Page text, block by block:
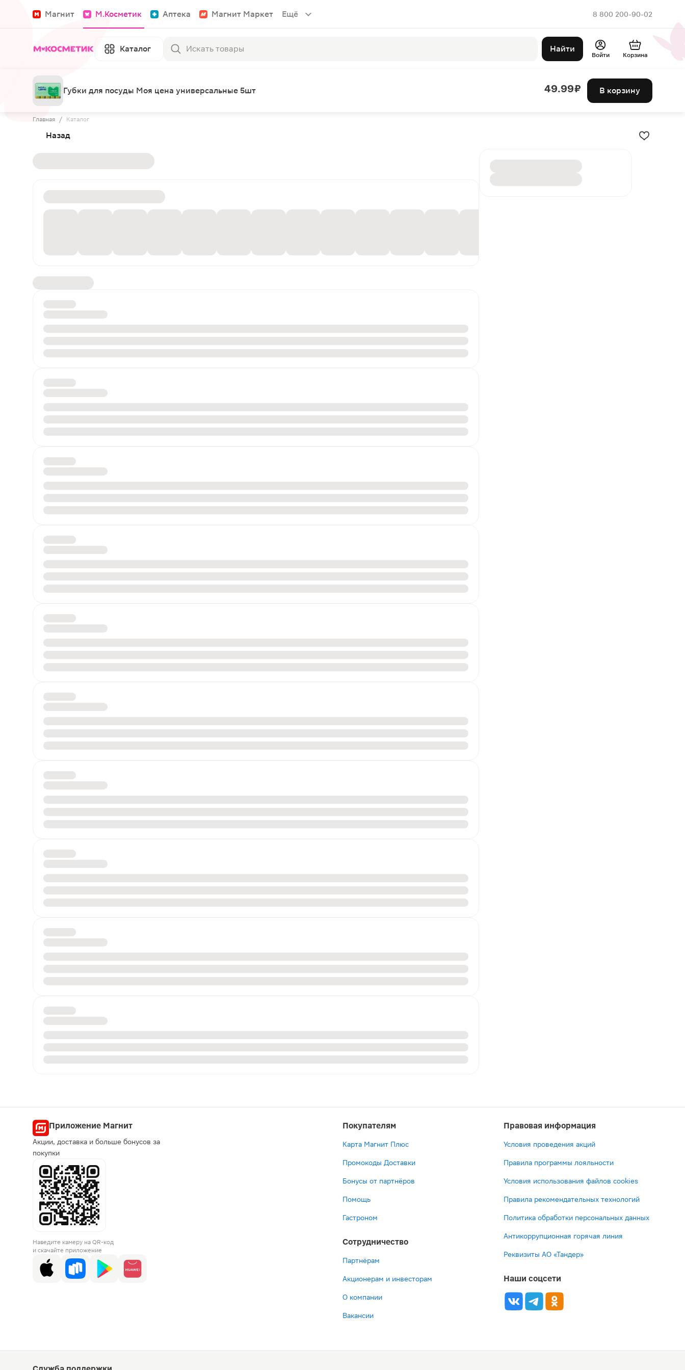
Магнит М.Косметик Аптека Магнит Маркет Ещё 8 800 200-90-02
Каталог Найти
Войти Корзина
Губки для посуды Моя цена универсальные 5шт 49.99 ₽ В корзину
Главная / Каталог
Назад
Приложение Магнит
Акции, доставка и больше бонусов за
покупки
Наведите камеру на QR-код
и скачайте приложение
Покупателям
Карта Магнит Плюс
Промокоды Доставки
Бонусы от партнёров
Помощь
Гастроном
Сотрудничество
Партнёрам
Акционерам и инвесторам
О компании
Вакансии
Правовая информация
Условия проведения акций
Правила программы лояльности
Условия использования файлов cookies
Правила рекомендательных технологий
Политика обработки персональных данных
Антикоррупционная горячая линия
Реквизиты АО «Тандер»
Наши соцсети